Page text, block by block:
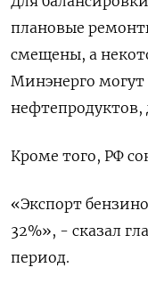
плановые
смещены, а
Минэнерго могут
нефтепродуктов,
Кроме того, РФ
«Экспорт
32%», - сказал
период.